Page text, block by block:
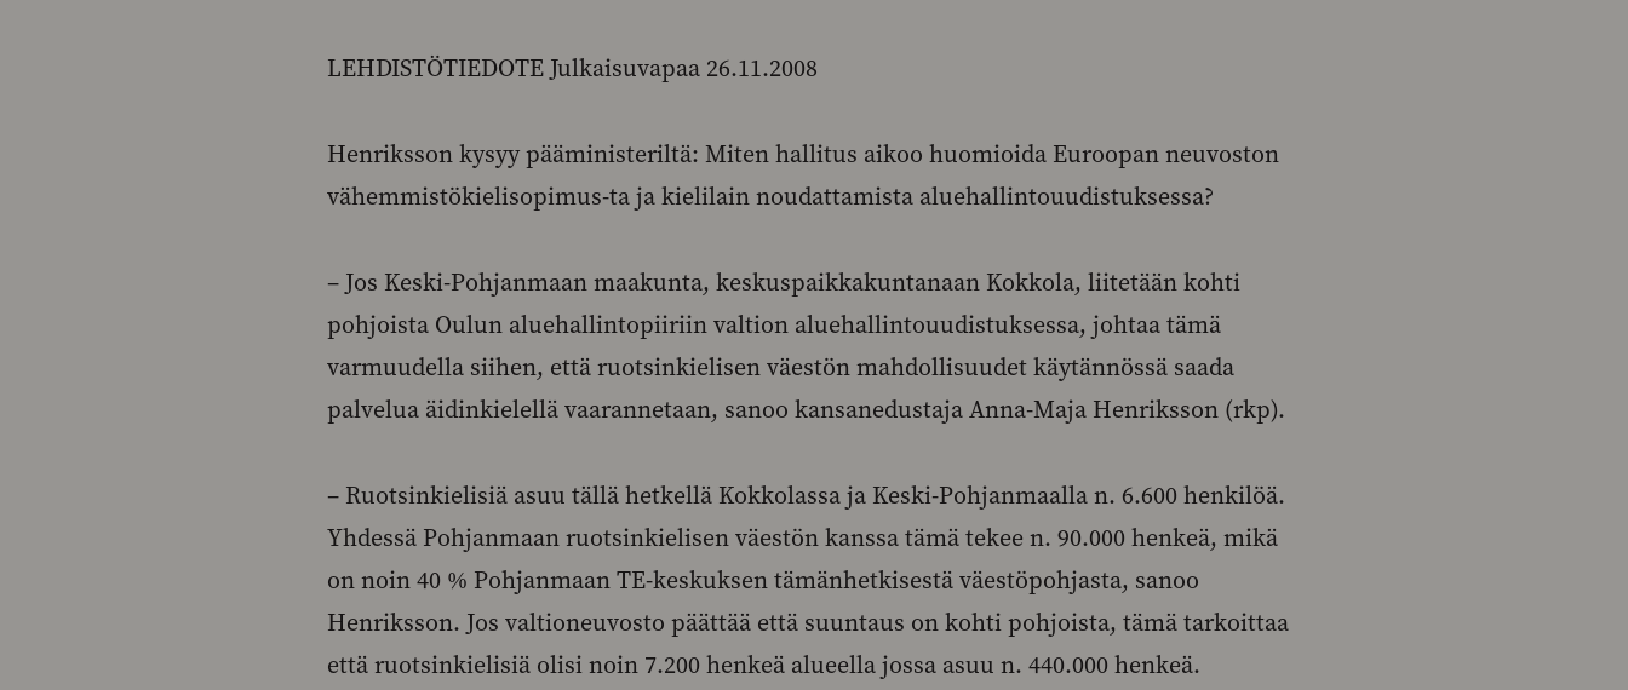
LEHDISTÖTIEDOTE Julkaisuvapaa 26.11.2008
Henriksson kysyy pääministeriltä: Miten hallitus aikoo huomioida Euroopan neuvoston
vähemmistökielisopimus-ta ja kielilain noudattamista aluehallintouudistuksessa?
– Jos Keski-Pohjanmaan maakunta, keskuspaikkakuntanaan Kokkola, liitetään kohti
pohjoista Oulun aluehallintopiiriin valtion aluehallintouudistuksessa, johtaa tämä
varmuudella siihen, että ruotsinkielisen väestön mahdollisuudet käytännössä saada
palvelua äidinkielellä vaarannetaan, sanoo kansanedustaja Anna-Maja Henriksson (rkp).
– Ruotsinkielisiä asuu tällä hetkellä Kokkolassa ja Keski-Pohjanmaalla n. 6.600 henkilöä.
Yhdessä Pohjanmaan ruotsinkielisen väestön kanssa tämä tekee n. 90.000 henkeä, mikä
on noin 40 % Pohjanmaan TE-keskuksen tämänhetkisestä väestöpohjasta, sanoo
Henriksson. Jos valtioneuvosto päättää että suuntaus on kohti pohjoista, tämä tarkoittaa
että ruotsinkielisiä olisi noin 7.200 henkeä alueella jossa asuu n. 440.000 henkeä.